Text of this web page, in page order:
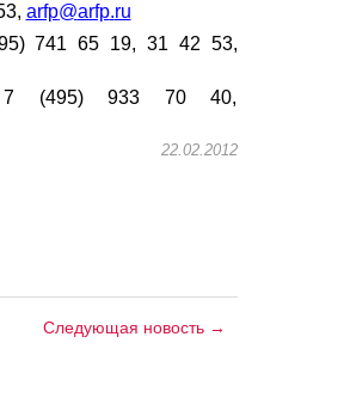
arfp@arfp.ru
741 65 19, 31 42 53,
7 (495) 933 70 40,
22.02.2012
Следующая новость →